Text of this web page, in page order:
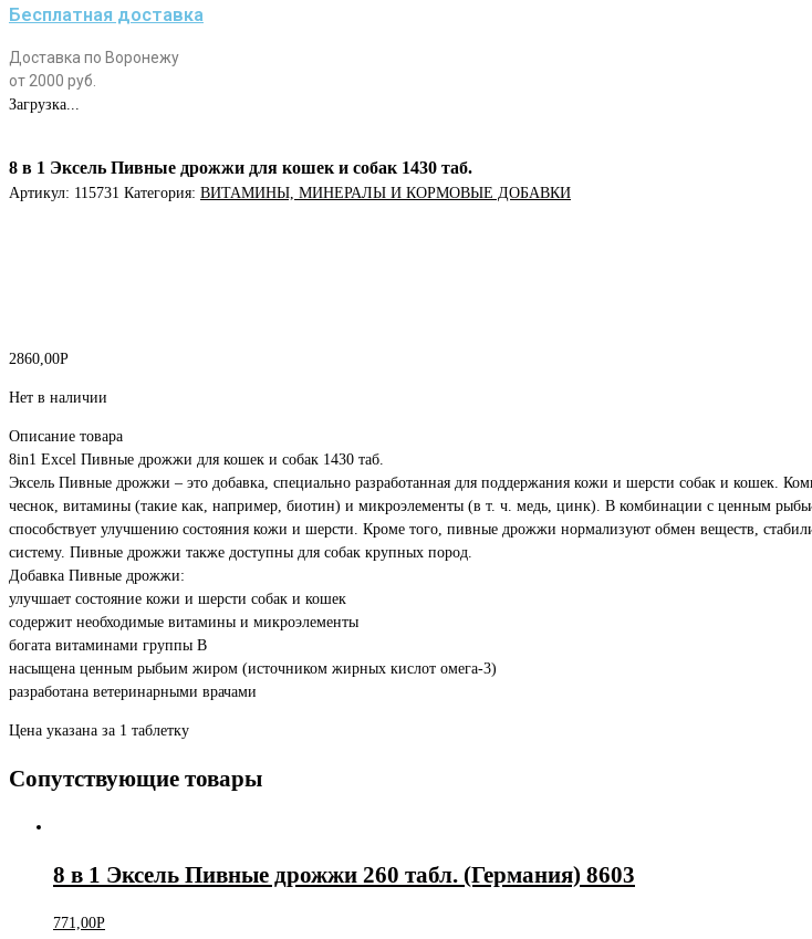
Бесплатная доставка
Доставка по Воронежу
от 2000 руб.
Загрузка...
8 в 1 Эксель Пивные дрожжи для кошек и собак 1430 таб.
Артикул: 115731 Категория: ВИТАМИНЫ, МИНЕРАЛЫ И КОРМОВЫЕ ДОБАВКИ
2860,00Р
Нет в наличии
Описание товара
8in1 Excel Пивные дрожжи для кошек и собак 1430 таб.
Эксель Пивные дрожжи – это добавка, специально разработанная для поддержания кожи и шерсти собак и кошек.
чеснок, витамины (такие как, например, биотин) и микроэлементы (в т. ч. медь, цинк). В комбинации с ценным
способствует улучшению состояния кожи и шерсти. Кроме того, пивные дрожжи нормализуют обмен веществ,
систему. Пивные дрожжи также доступны для собак крупных пород.
Добавка Пивные дрожжи:
улучшает состояние кожи и шерсти собак и кошек
содержит необходимые витамины и микроэлементы
богата витаминами группы В
насыщена ценным рыбьим жиром (источником жирных кислот омега-3)
разработана ветеринарными врачами
Цена указана за 1 таблетку
Сопутствующие товары
8 в 1 Эксель Пивные дрожжи 260 табл. (Германия) 8603
771,00Р